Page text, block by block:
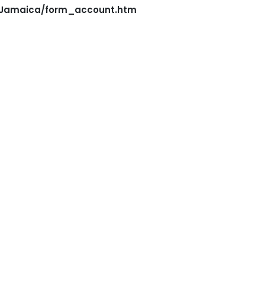
form_account.htm